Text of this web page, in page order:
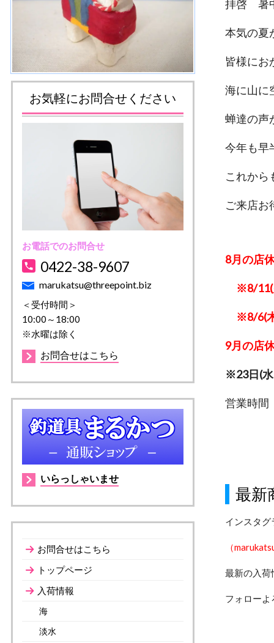
拝啓 暑
本気の夏
皆様にお
海に山に
蝉達の声
今年も
これから
ご
8月の店
※8/11(
※8/6(
9月の店
※23日(
営業時
最新
インスタグ
（
最新の入荷
フォロー
お気軽にお問合せください
お電話でのお問合せ
0422-38-9607
marukatsu@threepoint.biz
＜受付時間＞
10:00～18:00
※水曜は除く
お問合せはこちら
いらっしゃいませ
お問合せはこちら
トップページ
入荷情報
海
淡水